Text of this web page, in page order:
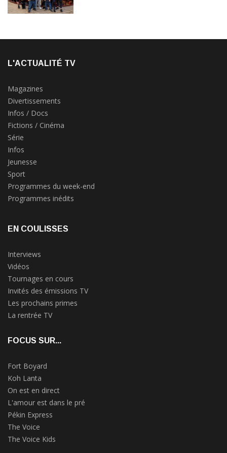
L'ACTUALITÉ TV
Magazines
Divertissements
Infos / Docs
Fictions / Cinéma
Série
Infos
Jeunesse
Sport
Programmes du week-end
Programmes inédits
EN COULISSES
Interviews
Vidéos
Tournages en cours
Invités des émissions TV
Les prochains primes
La rentrée TV
FOCUS SUR...
Fort Boyard
Koh Lanta
On est en direct
L'amour est dans le pré
Pékin Express
The Voice
The Voice Kids